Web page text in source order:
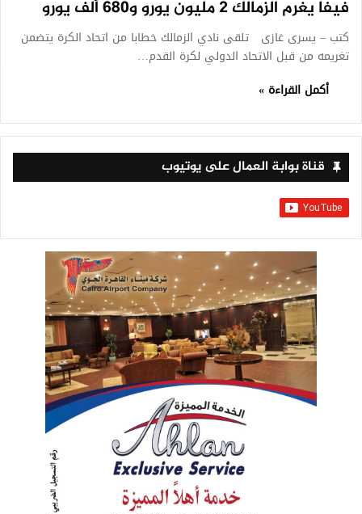
فيفا يغرم الزمالك 2 مليون يورو و680 ألف يورو
كتب – يسرى غازى تلقى نادي الزمالك خطابا من اتحاد الكرة يتضمن
تغريمه من قبل الاتحاد الدولي لكرة القدم…
أكمل القراءة »
قناة بوابة العمال على يوتيوب